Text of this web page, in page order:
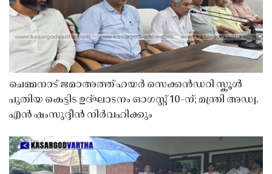
ചെമ്മനാട് ജമാഅത്ത് ഹയർ സെക്കൻഡറി സ്കൂൾ
പുതിയ കെട്ടിട ഉദ്ഘാടനം ഓഗസ്റ്റ് 10-ന്; മന്ത്രി അഡ്വ.
എൻ ഷംസുദ്ദീൻ നിർവഹിക്കും